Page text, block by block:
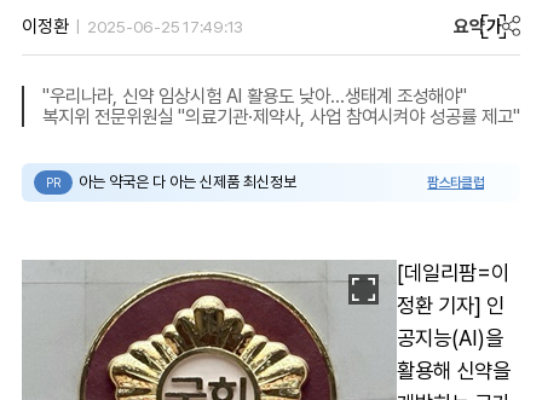
이정환 2025-06-25 17:49:13 요약가
"우리나라, 신약 임상시험 AI 활용도 낮아…생태계 조성해야"
복지위 전문위원실 "의료기관·제약사, 사업 참여시켜야 성공률 제고"
PR 아는 약국은 다 아는 신제품 최신정보 팜스타클럽
[데일리팜=이
정환 기자] 인
공지능(AI)을
활용해 신약을